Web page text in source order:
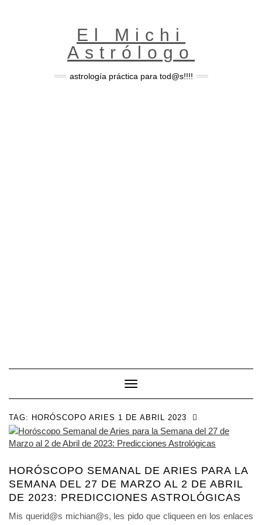
El Michi
Astrólogo
astrología práctica para tod@s!!!!
Toggle Navigation
TAG: HORÓSCOPO ARIES 1 DE ABRIL 2023
HORÓSCOPO SEMANAL DE ARIES PARA LA
SEMANA DEL 27 DE MARZO AL 2 DE ABRIL
DE 2023: PREDICCIONES ASTROLÓGICAS
Mis querid@s michian@s, les pido que cliqueen en los enlaces